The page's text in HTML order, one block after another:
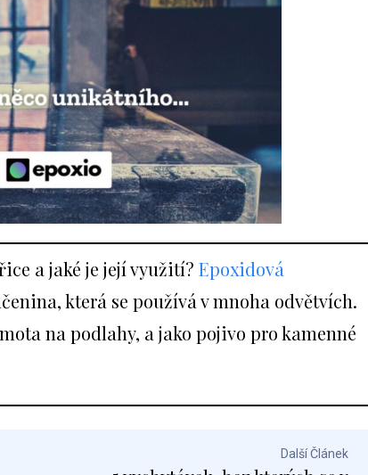
a jaké je její využití? Epoxidová
která se používá v mnoha odvětvích.
na podlahy, a jako pojivo pro kamenné
Další Článek